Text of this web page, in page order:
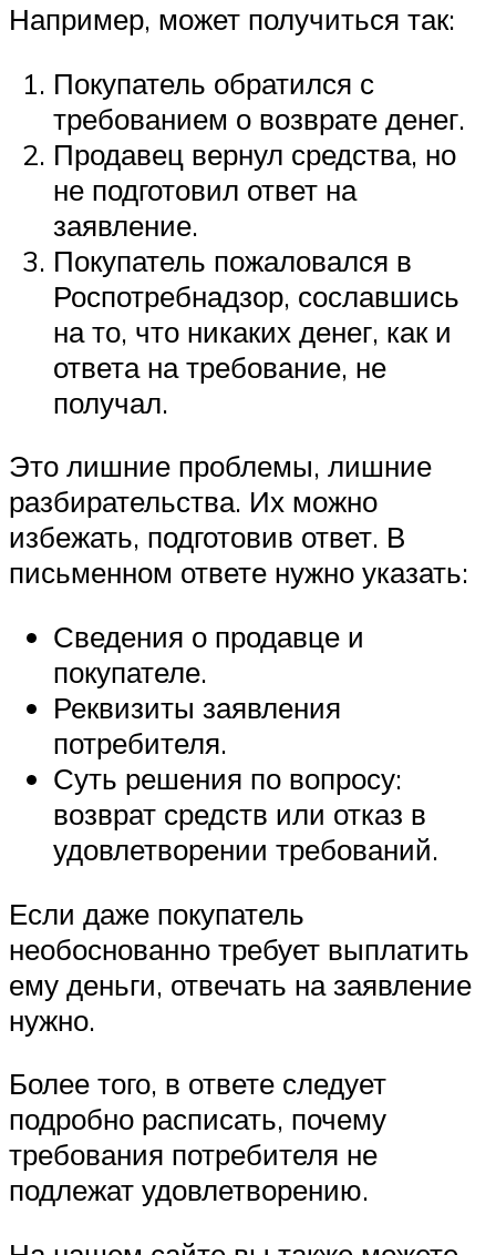
Например, может получиться так:
Покупатель обратился с
требованием о возврате денег.
Продавец вернул средства, но
не подготовил ответ на
заявление.
Покупатель пожаловался в
Роспотребнадзор, сославшись
на то, что никаких денег, как и
ответа на требование, не
получал.
Это лишние проблемы, лишние
разбирательства. Их можно
избежать, подготовив ответ. В
письменном ответе нужно указать:
Сведения о продавце и
покупателе.
Реквизиты заявления
потребителя.
Суть решения по вопросу:
возврат средств или отказ в
удовлетворении требований.
Если даже покупатель
необоснованно требует выплатить
ему деньги, отвечать на заявление
нужно.
Более того, в ответе следует
подробно расписать, почему
требования потребителя не
подлежат удовлетворению.